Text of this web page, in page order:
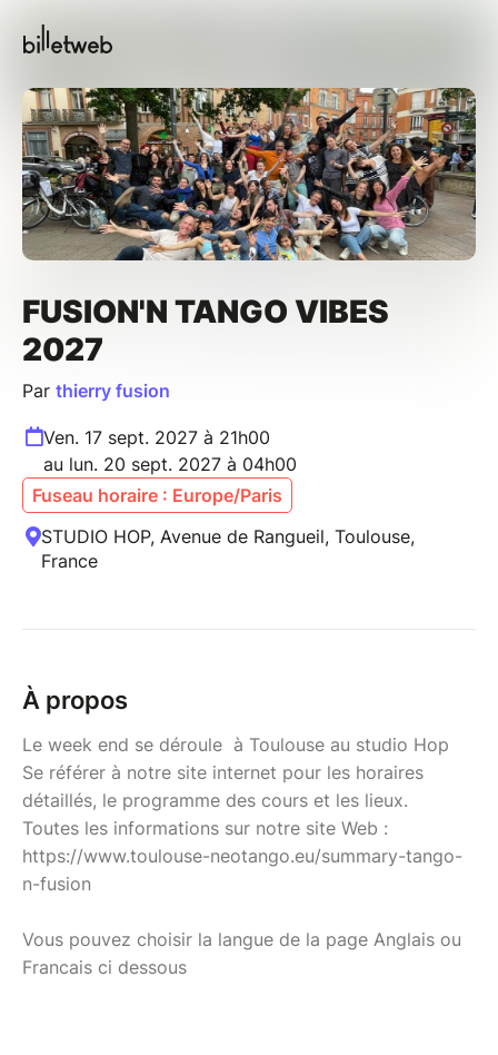
FUSION'N TANGO VIBES
2027
Par thierry fusion
Ven. 17 sept. 2027 à 21h00
au lun. 20 sept. 2027 à 04h00
Fuseau horaire : Europe/Paris
STUDIO HOP, Avenue de Rangueil, Toulouse,
France
À propos
Le week end se déroule à Toulouse au studio Hop
Se référer à notre site internet pour les horaires
détaillés, le programme des cours et les lieux.
Toutes les informations sur notre site Web :
https://www.toulouse-neotango.eu/summary-tango-
n-fusion
Vous pouvez choisir la langue de la page Anglais ou
Francais ci dessous